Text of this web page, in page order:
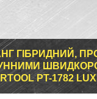
ГІБРИДНИЙ,
PT-1782